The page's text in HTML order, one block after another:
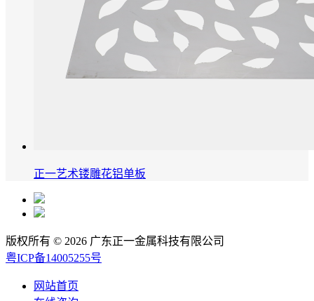
正一艺术镂雕花铝单板
版权所有 © 2026 广东正一金属科技有限公司
粤ICP备14005255号
网站首页